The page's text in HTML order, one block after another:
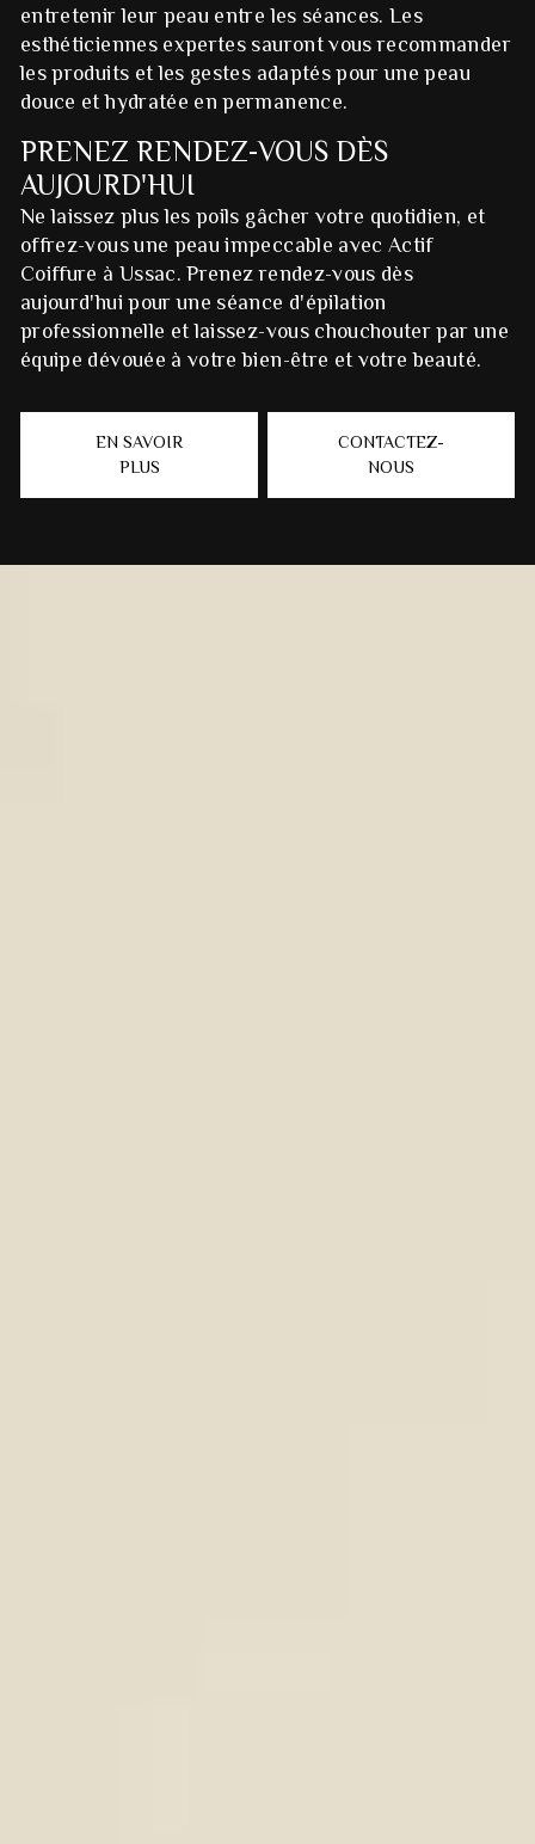
entretenir leur peau entre les séances. Les
esthéticiennes expertes sauront vous recommander
les produits et les gestes adaptés pour une peau
douce et hydratée en permanence.
PRENEZ RENDEZ-VOUS DÈS
AUJOURD'HUI
Ne laissez plus les poils gâcher votre quotidien, et
offrez-vous une peau impeccable avec Actif
Coiffure à Ussac. Prenez rendez-vous dès
aujourd'hui pour une séance d'épilation
professionnelle et laissez-vous chouchouter par une
équipe dévouée à votre bien-être et votre beauté.
EN SAVOIR
PLUS
CONTACTEZ-
NOUS